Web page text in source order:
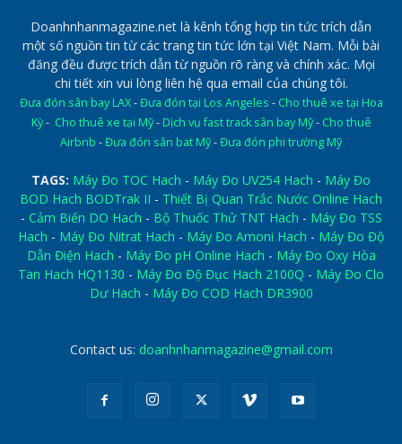
Doanhnhanmagazine.net là kênh tổng hợp tin tức trích dẫn
một số nguồn tin từ các trang tin tức lớn tại Việt Nam. Mỗi bài
đăng đều được trích dẫn từ nguồn rõ ràng và chính xác. Mọi
chi tiết xin vui lòng liên hệ qua email của chúng tôi.
Đưa đón sân bay LAX-Đưa đón tại Los Angeles - Cho thuê xe tại Hoa
Kỳ- Cho thuê xe tại Mỹ- Dịch vụ fast track sân bay Mỹ- Cho thuê
Airbnb -Đưa đón sân bat Mỹ-Đưa đón phi trường Mỹ
TAGS: Máy Đo TOC Hach - Máy Đo UV254 Hach - Máy Đo
BOD Hach BODTrak II - Thiết Bị Quan Trắc Nước Online Hach
- Cảm Biến DO Hach - Bộ Thuốc Thử TNT Hach - Máy Đo TSS
Hach - Máy Đo Nitrat Hach - Máy Đo Amoni Hach - Máy Đo Độ
Dẫn Điện Hach - Máy Đo pH Online Hach - Máy Đo Oxy Hòa
Tan Hach HQ1130 - Máy Đo Độ Đục Hach 2100Q - Máy Đo Clo
Dư Hach - Máy Đo COD Hach DR3900
Contact us: doanhnhanmagazine@gmail.com